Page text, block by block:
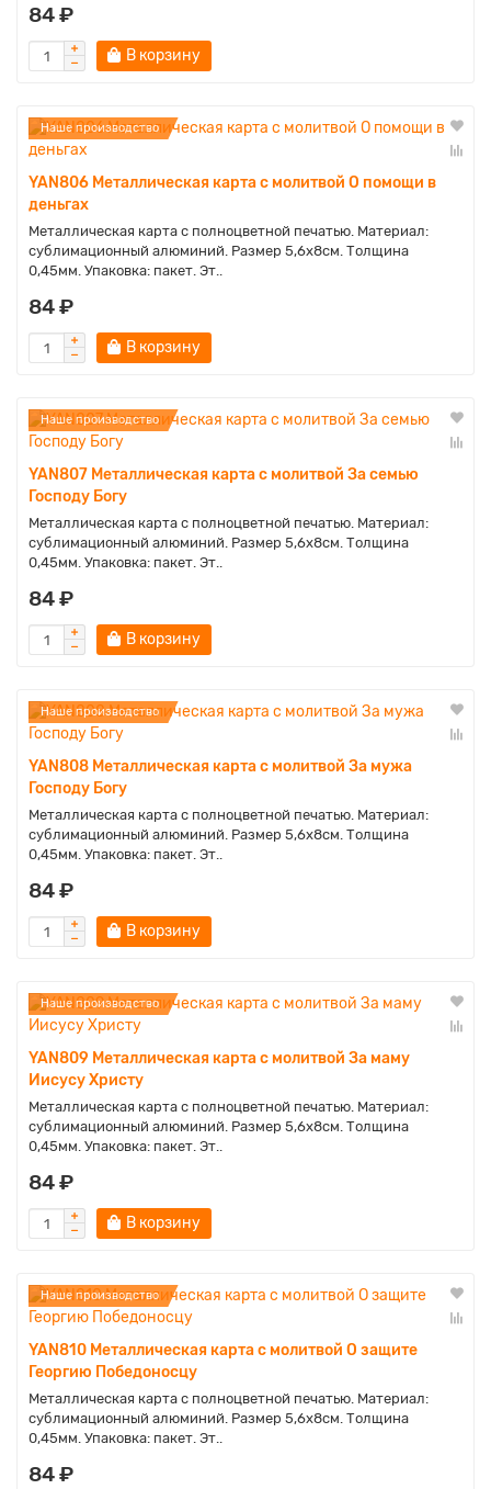
84 ₽
В корзину
Наше производство
YAN806 Металлическая карта с молитвой О помощи в
деньгах
Металлическая карта с полноцветной печатью. Материал:
сублимационный алюминий. Размер 5,6х8см. Толщина
0,45мм. Упаковка: пакет. Эт..
84 ₽
В корзину
Наше производство
YAN807 Металлическая карта с молитвой За семью
Господу Богу
Металлическая карта с полноцветной печатью. Материал:
сублимационный алюминий. Размер 5,6х8см. Толщина
0,45мм. Упаковка: пакет. Эт..
84 ₽
В корзину
Наше производство
YAN808 Металлическая карта с молитвой За мужа
Господу Богу
Металлическая карта с полноцветной печатью. Материал:
сублимационный алюминий. Размер 5,6х8см. Толщина
0,45мм. Упаковка: пакет. Эт..
84 ₽
В корзину
Наше производство
YAN809 Металлическая карта с молитвой За маму
Иисусу Христу
Металлическая карта с полноцветной печатью. Материал:
сублимационный алюминий. Размер 5,6х8см. Толщина
0,45мм. Упаковка: пакет. Эт..
84 ₽
В корзину
Наше производство
YAN810 Металлическая карта с молитвой О защите
Георгию Победоносцу
Металлическая карта с полноцветной печатью. Материал:
сублимационный алюминий. Размер 5,6х8см. Толщина
0,45мм. Упаковка: пакет. Эт..
84 ₽